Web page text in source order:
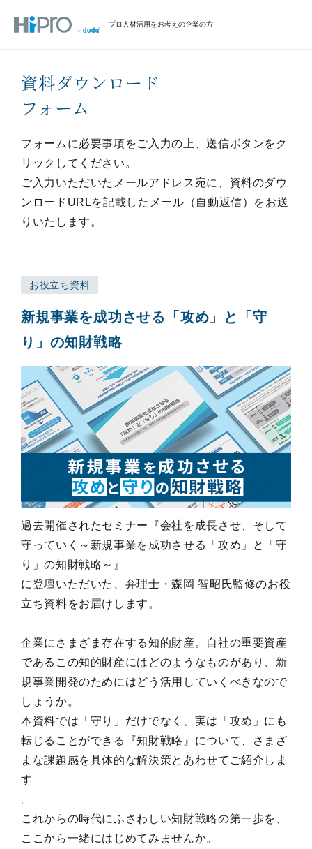
プロ人材活用をお考えの企業の方
資料ダウンロード
フォーム
フォームに必要事項をご入力の上、送信ボタンをク
リックしてください。
ご入力いただいたメールアドレス宛に、資料のダウ
ンロードURLを記載したメール（自動返信）をお送
りいたします。
お役立ち資料
新規事業を成功させる「攻め」と「守
り」の知財戦略
過去開催されたセミナー『会社を成長させ、そして
守っていく～新規事業を成功させる「攻め」と「守
り」の知財戦略～』
に登壇いただいた、弁理士・森岡 智昭氏監修のお役
立ち資料をお届けします。
企業にさまざま存在する知的財産。自社の重要資産
であるこの知的財産にはどのようなものがあり、新
規事業開発のためにはどう活用していくべきなので
しょうか。
本資料では「守り」だけでなく、実は「攻め」にも
転じることができる『知財戦略』について、さまざ
まな課題感を具体的な解決策とあわせてご紹介しま
す
。
これからの時代にふさわしい知財戦略の第一歩を、
ここから一緒にはじめてみませんか。